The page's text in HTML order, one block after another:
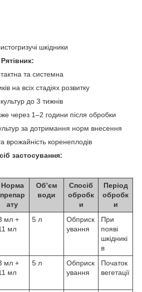
шкідники
та системна
на всіх стадіях розвитку
до 3 тижнів
через 1–2 години після обробки
за дотримання норм внесення
врожайність коренеплодів
застосування:
Норма
препар
ату
Об’єм
води
Спосіб
обробк
и
Період
обробк
и
мл +
мл
5 л
Обприск
ування
При
появі
шкідникі
в
мл +
мл
5 л
Обприск
ування
Початок
вегетації